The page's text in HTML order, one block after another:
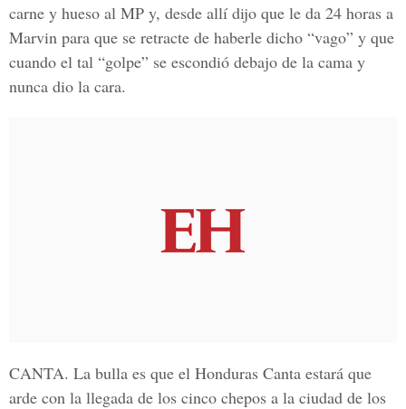
carne y hueso al MP y, desde allí dijo que le da 24 horas a
Marvin para que se retracte de haberle dicho “vago” y que
cuando el tal “golpe” se escondió debajo de la cama y
nunca dio la cara.
CANTA. La bulla es que el Honduras Canta estará que
arde con la llegada de los cinco chepos a la ciudad de los